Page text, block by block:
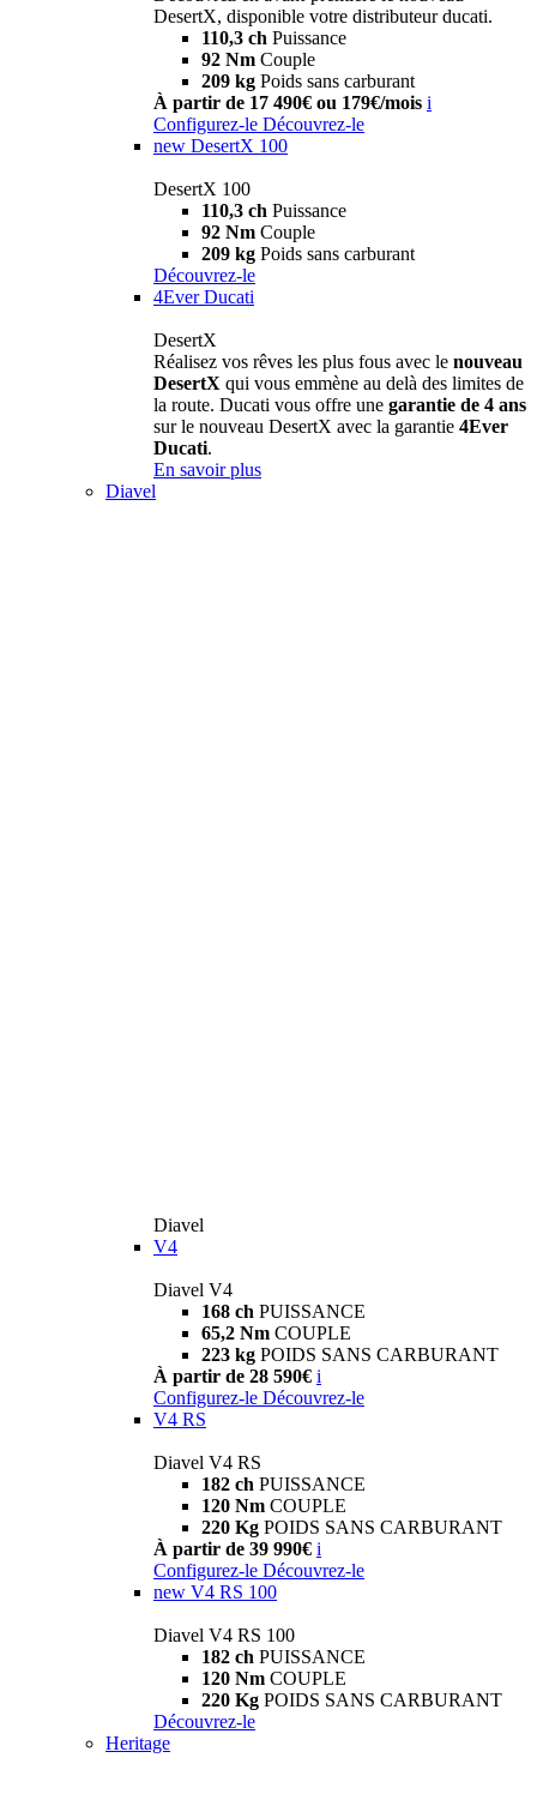
DesertX, disponible votre distributeur ducati.
110,3 ch Puissance
92 Nm Couple
209 kg Poids sans carburant
À partir de 17 490€ ou 179€/mois i
Configurez-le Découvrez-le
new DesertX 100
DesertX 100
110,3 ch Puissance
92 Nm Couple
209 kg Poids sans carburant
Découvrez-le
4Ever Ducati
DesertX
Réalisez vos rêves les plus fous avec le nouveau
DesertX qui vous emmène au delà des limites de
la route. Ducati vous offre une garantie de 4 ans
sur le nouveau DesertX avec la garantie 4Ever
Ducati.
En savoir plus
Diavel
Diavel
V4
Diavel V4
168 ch PUISSANCE
65,2 Nm COUPLE
223 kg POIDS SANS CARBURANT
À partir de 28 590€ i
Configurez-le Découvrez-le
V4 RS
Diavel V4 RS
182 ch PUISSANCE
120 Nm COUPLE
220 Kg POIDS SANS CARBURANT
À partir de 39 990€ i
Configurez-le Découvrez-le
new V4 RS 100
Diavel V4 RS 100
182 ch PUISSANCE
120 Nm COUPLE
220 Kg POIDS SANS CARBURANT
Découvrez-le
Heritage